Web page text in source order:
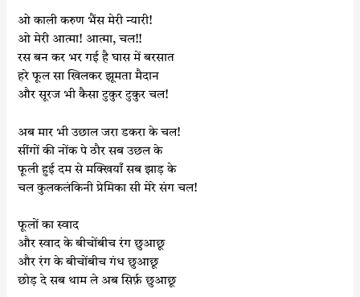
ओ काली करुण भैंस मेरी न्यारी!
ओ मेरी आत्मा! आत्मा, चल!!
रस बन कर भर गई है घास में बरसात
हरे फूल सा खिलकर झूमता मैदान
और सूरज भी कैसा टुकुर टुकुर चल!
अब मार भी उछाल जरा डकरा के चल!
सींगों की नोंक पे ठौर सब उछल के
फूली हुई दम से मक्खियाँ सब झाड़ के
चल कुलकलंकिनी प्रेमिका सी मेरे संग चल!
फूलों का स्वाद
और स्वाद के बीचोंबीच रंग छुआछू
और रंग के बीचोंबीच गंध छुआछू
छोड़ दे सब थाम ले अब सिर्फ़ छुआछू